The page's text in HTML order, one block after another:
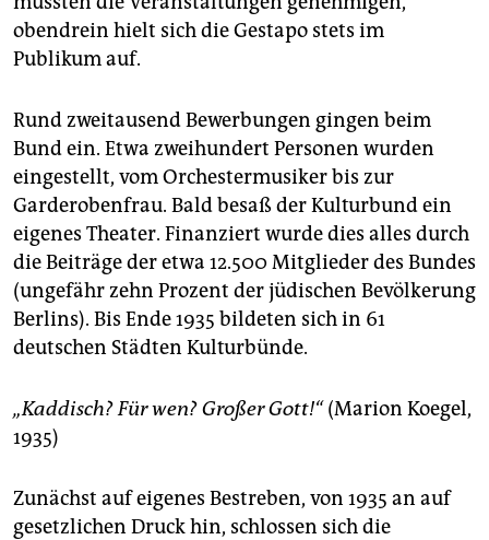
obendrein hielt sich die Gestapo stets im
Publikum auf.
Rund zweitausend Bewerbungen gingen beim
Bund ein. Etwa zweihundert Personen wurden
eingestellt, vom Orchestermusiker bis zur
Garderobenfrau. Bald besaß der Kulturbund ein
eigenes Theater. Finanziert wurde dies alles durch
die Beiträge der etwa 12.500 Mitglieder des Bundes
(ungefähr zehn Prozent der jüdischen Bevölkerung
Berlins). Bis Ende 1935 bildeten sich in 61
deutschen Städten Kulturbünde.
„Kaddisch? Für wen? Großer Gott!“(Marion Koegel,
1935)
Zunächst auf eigenes Bestreben, von 1935 an auf
gesetzlichen Druck hin, schlossen sich die